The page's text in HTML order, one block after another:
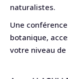
naturalistes.
Une
botanique,
votre niveau de